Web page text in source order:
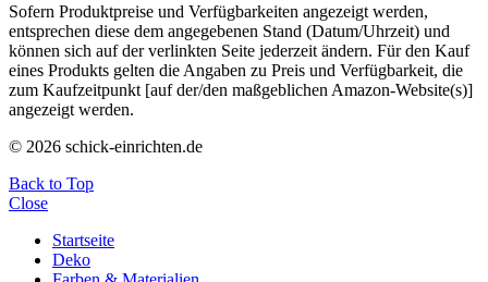
Sofern Produktpreise und Verfügbarkeiten angezeigt werden,
entsprechen diese dem angegebenen Stand (Datum/Uhrzeit) und
können sich auf der verlinkten Seite jederzeit ändern. Für den Kauf
eines Produkts gelten die Angaben zu Preis und Verfügbarkeit, die
zum Kaufzeitpunkt [auf der/den maßgeblichen Amazon-Website(s)]
angezeigt werden.
© 2026 schick-einrichten.de
Back to Top
Close
Startseite
Deko